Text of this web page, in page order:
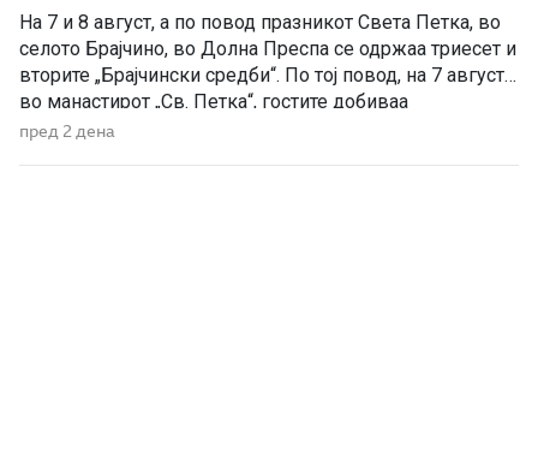
На 7 и 8 август, а по повод празникот Света Петка, во
селото Брајчино, во Долна Преспа се одржаа триесет и
вторите „Брајчински средби“. По тој повод, на 7 август,
во манастирот „Св. Петка“, гостите добиваа
манастирско гравче, а на 08 август ја прославија
пред 2 дена